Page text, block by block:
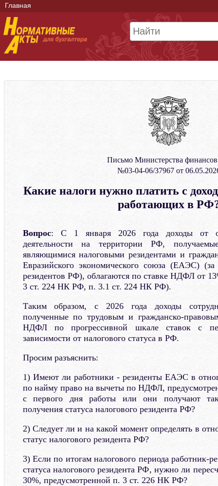
Главная
Письмо Министерства
№03-04-06/37967 от
Какие налоги нужно платить с
работающих в
Вопрос: С 1 января 2026 года доходы от
деятельности на территории РФ,
являющимися налоговыми резидентами и
Евразийского экономического союза (ЕАЭС)
резидентов РФ), облагаются по ставке НДФЛ от
3 ст. 224 НК РФ, п. 3.1 ст. 224 НК РФ).
Таким образом, с 2026 года доходы
полученные по трудовым и гражданско-
НДФЛ по прогрессивной шкале ставок с
зависимости от налогового статуса в РФ.
Просим разъяснить:
1) Имеют ли работники - резиденты ЕАЭС в
по найму право на вычеты по НДФЛ,
с первого дня работы или они получают
получения статуса налогового резидента РФ?
2) Следует ли и на какой момент определять в
статус налогового резидента РФ?
3) Если по итогам налогового периода работник-
статуса налогового резидента РФ, нужно ли
30%, предусмотренной п. 3 ст. 226 НК РФ?